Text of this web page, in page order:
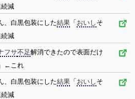
減
、白黒包装にした結果 「 おいし そ
減
フサ不足解消できたので表面だけ
←これ
、白黒包装にした結果 「 おいし そ
減